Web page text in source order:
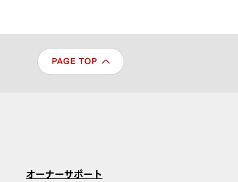
オーナーサポート